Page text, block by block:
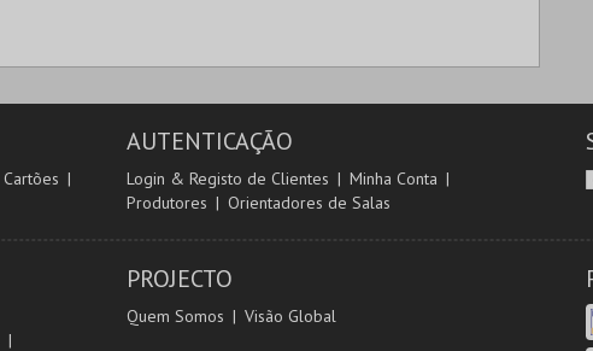
Cartões
AUTENTICAÇÃO
Login & Registo de Clientes
Minha Conta
Produtores
Orientadores de Salas
PROJECTO
Quem Somos Visão Global